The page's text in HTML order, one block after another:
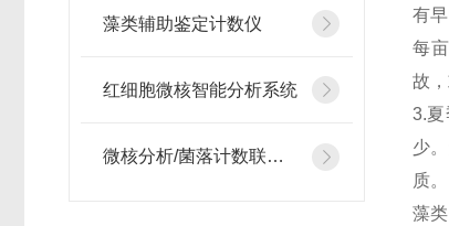
藻类辅助鉴定计数仪
红细胞微核智能分析系统
微核分析/菌落计数联用仪
有
每
故
3.
少
质。
藻